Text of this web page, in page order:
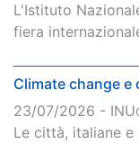
L'Istituto
fiera
Climate change e
23/07/2026 - INU
Le città, italiane e